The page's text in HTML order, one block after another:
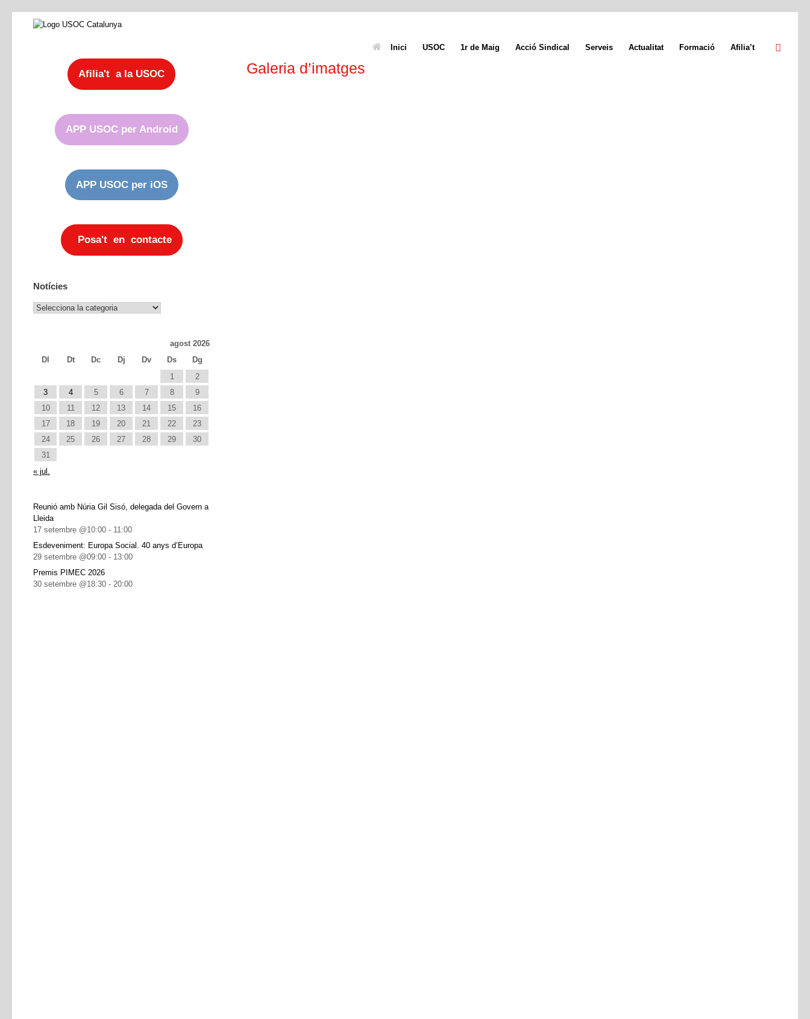
Inici USOC 1r de Maig Acció Sindical Serveis Actualitat Formació Afilia’t
Galeria d’imatges
Afilia't a la USOC
APP USOC per Android
APP USOC per iOS
Posa't en contacte
Notícies
Notícies
agost 2026
Dl
Dt Dc Dj Dv Ds
Dg
1
2
3
4 5 6 7 8
9
10
11 12 13 14 15
16
17
18 19 20 21 22
23
24
25 26 27 28 29
30
31
« jul.
Reunió amb Núria Gil Sisó, delegada del Govern a
Lleida
17 setembre @10:00 - 11:00
Esdeveniment: Europa Social. 40 anys d’Europa
29 setembre @09:00 - 13:00
Premis PIMEC 2026
30 setembre @18:30 - 20:00